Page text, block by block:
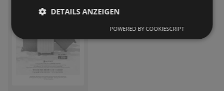
Prospekt
Entfernt: 12,23 km
DETAILS ANZEIGEN
POWERED BY COOKIESCRIPT